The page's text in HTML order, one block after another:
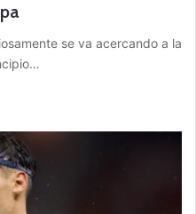
se va acercando a la